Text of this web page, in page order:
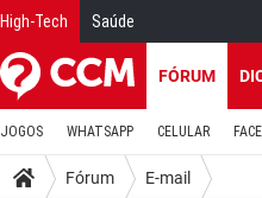
High-Tech Saúde
FÓRUM
JOGOS WHATSAPP CELULAR
Fórum E-mail